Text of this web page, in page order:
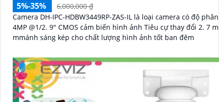
5%-35%
6,000,000 ₫
Camera DH-IPC-HDBW3449RP-ZAS-IL là loại camera có độ phân giải
4MP @1/2. 9" CMOS cảm biến hình ảnh Tiêu cự thay đổi 2. 7
mmánh sáng kép cho chất lượng hình ảnh tốt ban đêm